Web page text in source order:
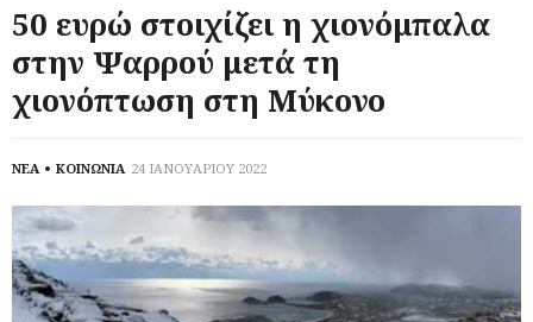
50 ευρώ στοιχίζει η χιονόμπαλα
στην Ψαρρού μετά τη
χιονόπτωση στη Μύκονο
ΝΕΑ ΚΟΙΝΩΝΙΑ 24 ΙΑΝΟΥΑΡΙΟΥ 2022